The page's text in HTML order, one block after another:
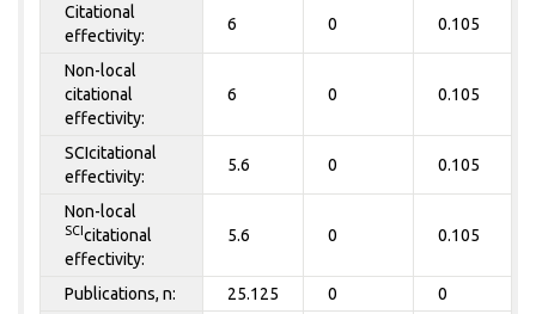
Citational
effectivity:
6 0 0.105
Non-local
citational
effectivity:
6 0 0.105
SCIcitational
effectivity:
5.6 0 0.105
Non-local
SCIcitational
effectivity:
5.6 0 0.105
Publications, n: 25.125 0 0